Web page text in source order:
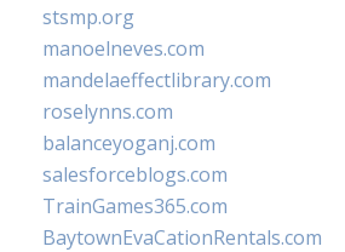
stsmp.org
manoelneves.com
mandelaeffectlibrary.com
roselynns.com
balanceyoganj.com
salesforceblogs.com
TrainGames365.com
BaytownEvaCationRentals.com